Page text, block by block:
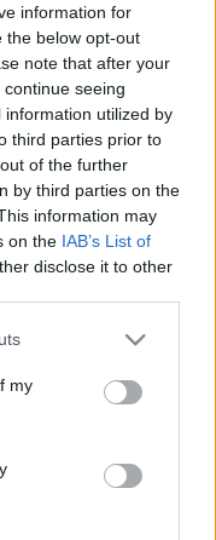
information for
the below opt-out
note that after your
seeing
utilized by
third parties prior to
of the further
by third parties on the
information may
on the IAB’s List of
disclose it to other
one or more Google
You may click to
third-party tags to
in below Google
my
megszokott
és
sajátítsanak el,
a
és
váljanak ezek
ellátó,
dolgozó
főiskolán